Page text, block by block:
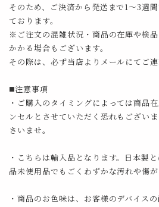
そのため、ご決済から発送まで1～3週
ております。
※ご注文の混雑状況・商品の在庫や検
かかる場合もございます。
その際は、必ず当店よりメールにてご連
◼️注意事項
・ご購入のタイミングによっては商品
ンセルとさせていただく恐れもござい
さいませ。
・こちらは輸入品となります。日本製
品未使用品でもごくわずかな汚れや傷が
・商品のお色味は、お客様のデバイス